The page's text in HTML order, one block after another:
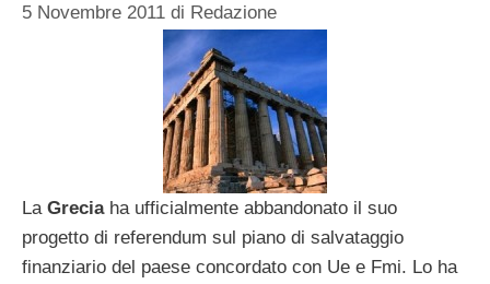
5 Novembre 2011 di Redazione
La Greciaha ufficialmente abbandonato il suo
progetto di referendum sul piano di salvataggio
finanziario del paese concordato con Ue e Fmi. Lo ha